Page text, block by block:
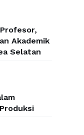
Akademik
Selatan